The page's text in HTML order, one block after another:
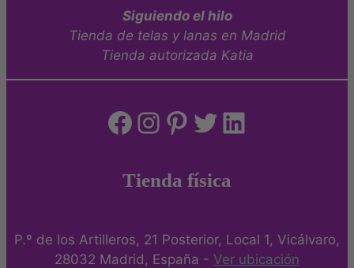
Siguiendo el hilo
Tienda de telas y lanas en Madrid
Tienda autorizada Katia
Facebook
Instagram
Pinterest
Twitter
LinkedIn
Tienda física
P.º de los Artilleros, 21 Posterior, Local 1, Vicálvaro,
28032 Madrid, España - Ver ubicación